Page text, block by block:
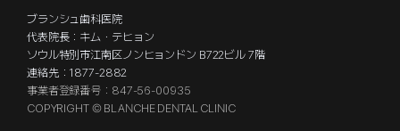
ブランシュ歯科医院
代表院長：キム・テヒョン
ソウル特別市江南区ノンヒョンドン B722ビル 7階
連絡先：1877-2882
事業者登録番号：847-56-00935
COPYRIGHT © BLANCHE DENTAL CLINIC